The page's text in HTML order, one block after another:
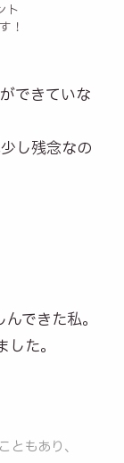
ト
！
できていな
し残念なの
できた私。
した。
もあり、